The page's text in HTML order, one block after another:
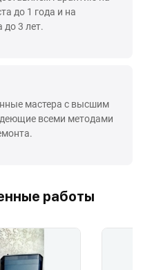
до 1 года и на
3 лет.
мастера с высшим
всеми методами
работы